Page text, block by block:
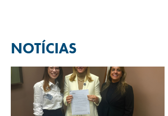
NOTÍCIAS